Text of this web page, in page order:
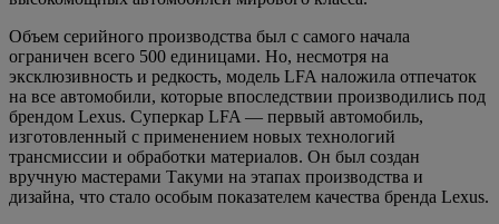
Объем серийного производства был с самого начала
ограничен всего 500 единицами. Но, несмотря на
эксклюзивность и редкость, модель LFA наложила отпечаток
на все автомобили, которые впоследствии производились под
брендом Lexus. Суперкар LFA — первый автомобиль,
изготовленный с применением новых технологий
трансмиссии и обработки материалов. Он был создан
вручную мастерами Такуми на этапах производства и
дизайна, что стало особым показателем качества бренда Lexus.